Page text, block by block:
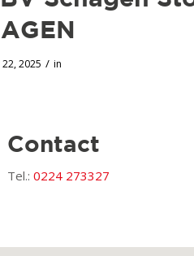
2025 / in
Contact
Tel.: 0224 273327